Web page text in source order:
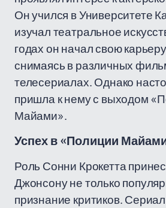
Он учился в Университете
изучал театральное
годах он начал свою
снимаясь в различных
телесериалах. Однако
пришла к нему с выходом
Майами».
Успех в «Полиции
Роль Сонни Крокетта
Джонсону не только
признание критиков.